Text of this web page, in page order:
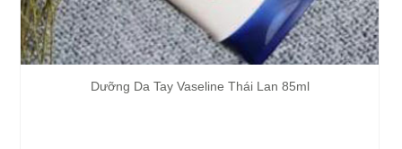
Dưỡng Da Tay Vaseline Thái Lan 85ml